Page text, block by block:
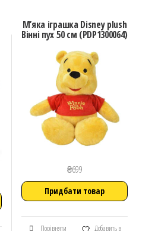
М’яка іграшка Disney plush
Вінні пух 50 см (PDP1300064)
₴699
Придбати товар
Порівняти
Добавить в